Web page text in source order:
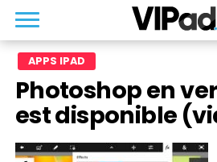
APPS IPAD
Photoshop en
est disponible